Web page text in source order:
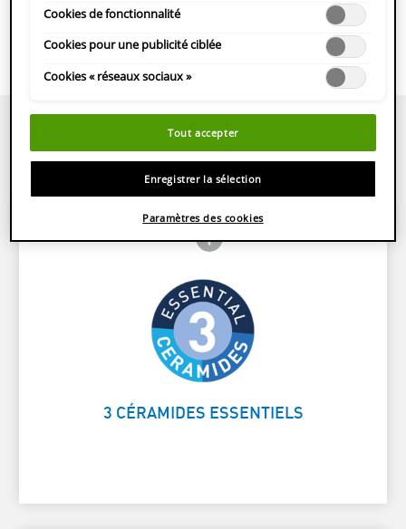
COMMENT UTILISER
HERSTELLERINFOMATIONEN
Caractéristiques et bénéfices produit
3 CÉRAMIDES ESSENTIELS
Reforcent la barrière protectrice de
la peau
"Paramètres des cookies") et les adapter ultérieurement. Pour
plus d'informations, nous vous prions de vous référer à notre
politique de protection des données personnelles.
Cookies de fonctionnalité
Cookies pour une publicité ciblée
Cookies « réseaux sociaux »
Tout accepter
Enregistrer la sélection
Paramètres des cookies